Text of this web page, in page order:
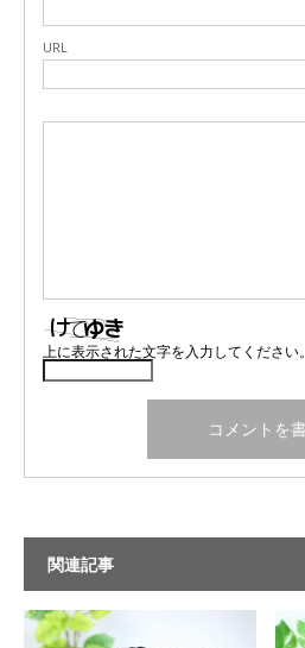
URL
上に表示された文字を入力してください。
関連記事